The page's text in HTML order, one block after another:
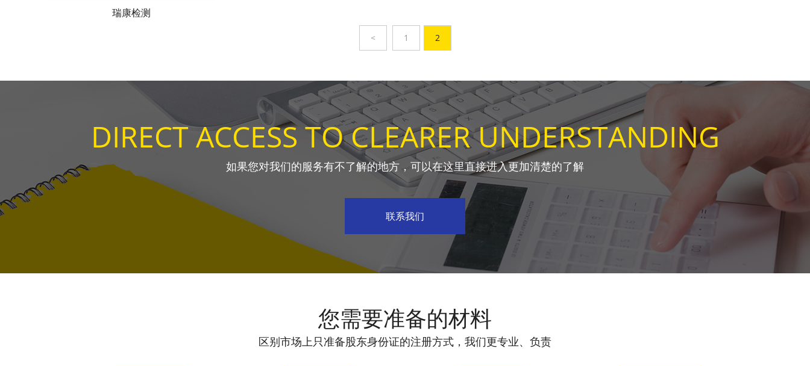
瑞康检测
< 1 2
DIRECT ACCESS TO CLEARER UNDERSTANDING
如果您对我们的服务有不了解的地方，可以在这里直接进入更加清楚的了解
联系我们
您需要准备的材料
区别市场上只准备股东身份证的注册方式，我们更专业、负责